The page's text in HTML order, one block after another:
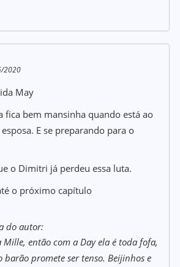
2020
May
fica bem mansinha quando está ao
E se preparando para o
o Dimitri já perdeu essa luta.
o próximo capítulo
do autor:
Mille, então com a Day ela é toda fofa,
barão promete ser tenso. Beijinhos e